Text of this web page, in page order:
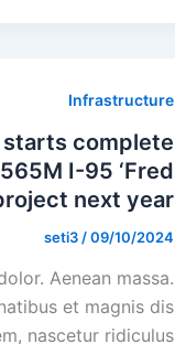
Infrastructure
starts complete
I-95 ‘Fred
next year
seti3 /09/10/2024
Aenean massa.
et magnis dis
nascetur ridiculus